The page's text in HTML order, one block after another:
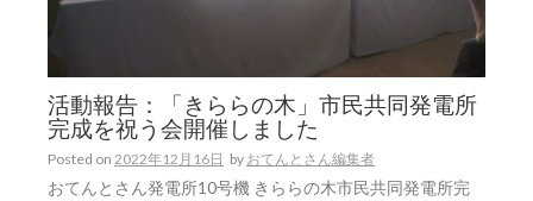
活動報告：「きららの木」市民共同発電所
完成を祝う会開催しました
Posted on 2022年12月16日 by おてんとさん編集者
おてんとさん発電所10号機 きららの木市民共同発電所完